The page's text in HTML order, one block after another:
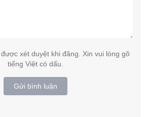
xét duyệt khi đăng. Xin vui lòng gõ
tiếng Việt có dấu.
Gửi bình luận